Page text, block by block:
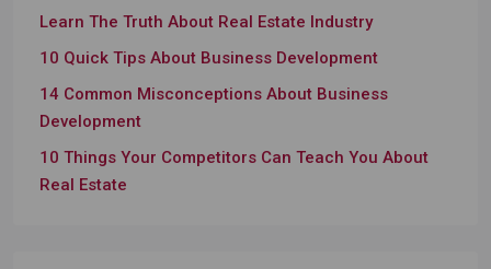
Learn The Truth About Real Estate Industry
10 Quick Tips About Business Development
14 Common Misconceptions About Business
Development
10 Things Your Competitors Can Teach You About
Real Estate